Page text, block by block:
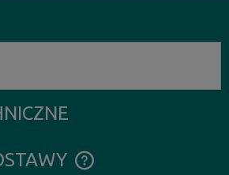
KOSZTÓW PŁATNOŚCI